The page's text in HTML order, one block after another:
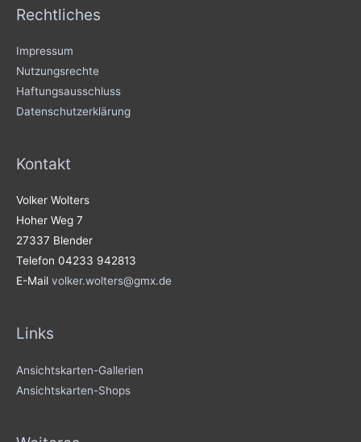
Rechtliches
Impressum
Nutzungsrechte
Haftungsausschluss
Datenschutzerklärung
Kontakt
Volker Wolters
Hoher Weg 7
27337 Blender
Telefon 04233 942813
E-Mail volker.wolters@gmx.de
Links
Ansichtskarten-Gallerien
Ansichtskarten-Shops